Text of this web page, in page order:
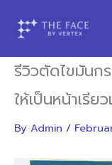
รีวิวตัดไขมันก
ให้เป็นหน้าเรีย
By Admin /